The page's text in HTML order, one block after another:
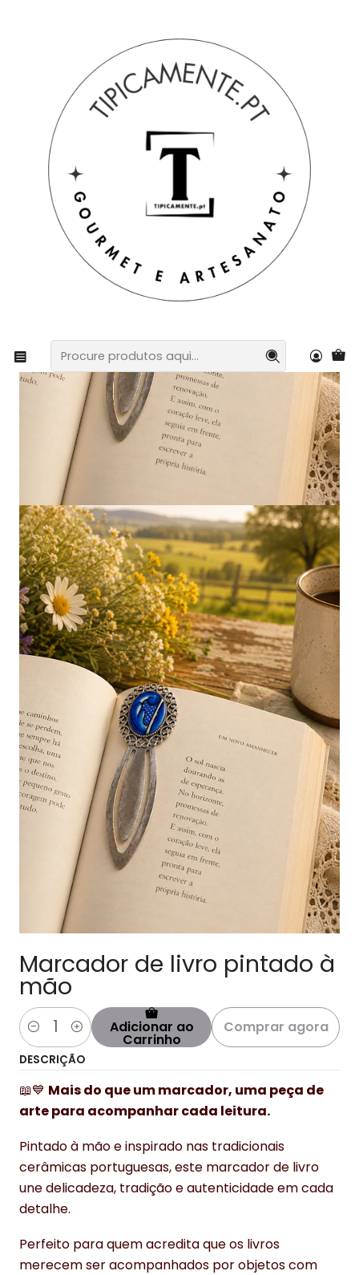
Marcador de livro pintado à
mão
Quantidade Adicionar ao
Carrinho
Comprar agora
DESCRIÇÃO
📖💙 Mais do que um marcador, uma peça de
arte para acompanhar cada leitura.
Pintado à mão e inspirado nas tradicionais
cerâmicas portuguesas, este marcador de livro
une delicadeza, tradição e autenticidade em cada
detalhe.
Perfeito para quem acredita que os livros
merecem ser acompanhados por objetos com